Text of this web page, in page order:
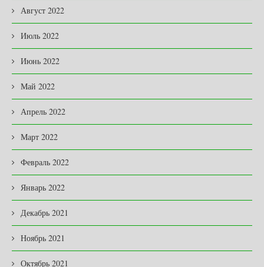
Август 2022
Июль 2022
Июнь 2022
Май 2022
Апрель 2022
Март 2022
Февраль 2022
Январь 2022
Декабрь 2021
Ноябрь 2021
Октябрь 2021